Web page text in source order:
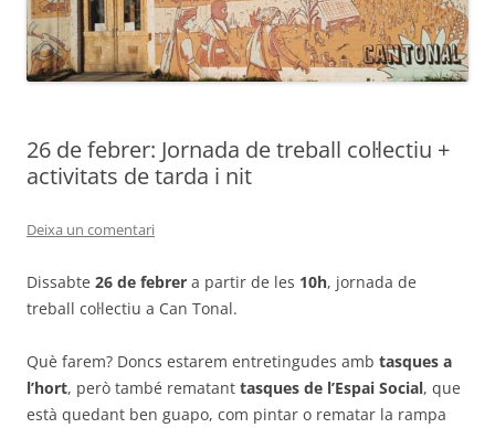
26 de febrer: Jornada de treball col·lectiu +
activitats de tarda i nit
Deixa un comentari
Dissabte 26 de febrer a partir de les 10h, jornada de
treball col·lectiu a Can Tonal.
Què farem? Doncs estarem entretingudes amb tasques a
l’hort, però també rematant tasques de l’Espai Social, que
està quedant ben guapo, com pintar o rematar la rampa